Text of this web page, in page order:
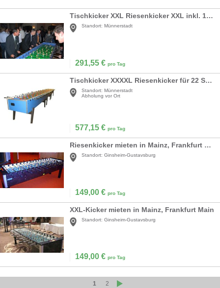
Tischkicker XXL Riesenkicker XXL inkl. 19% MwSt.
Standort: Münnerstadt
291,55 € pro Tag
Tischkicker XXXXL Riesenkicker für 22 Spieler
Standort: Münnerstadt
Abholung vor Ort
577,15 € pro Tag
Riesenkicker mieten in Mainz, Frankfurt Main
Standort: Ginsheim-Gustavsburg
149,00 € pro Tag
XXL-Kicker mieten in Mainz, Frankfurt Main
Standort: Ginsheim-Gustavsburg
149,00 € pro Tag
1 2